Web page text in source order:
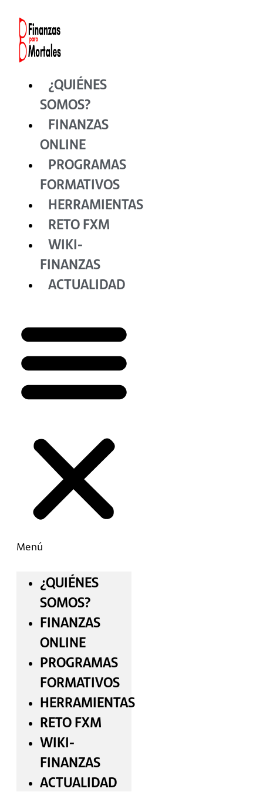
contenido
¿QUIÉNES
SOMOS?
FINANZAS
ONLINE
PROGRAMAS
FORMATIVOS
HERRAMIENTAS
RETO FXM
WIKI-
FINANZAS
ACTUALIDAD
Menú
¿QUIÉNES
SOMOS?
FINANZAS
ONLINE
PROGRAMAS
FORMATIVOS
HERRAMIENTAS
RETO FXM
WIKI-
FINANZAS
ACTUALIDAD